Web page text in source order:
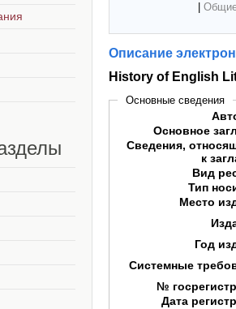
Описание
History of English
Основные сведения
Основное
Сведения,
к
Вид
Тип
Место
Год
Системные
№
Дата